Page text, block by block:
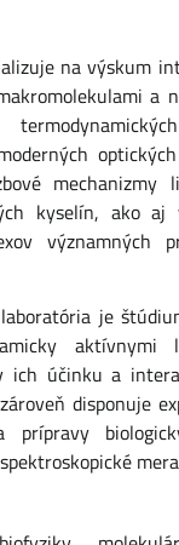
na výskum
a
mechanizmy
kyselín, ako
významných
je
aktívnymi
ich účinku a
disponuje
prípravy